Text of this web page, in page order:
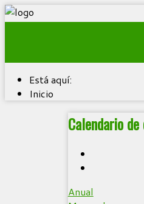
Está aquí:
Inicio
Calendario
Anual